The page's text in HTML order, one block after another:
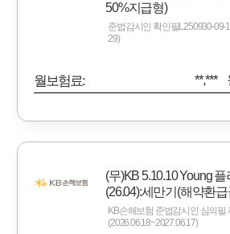
50%지급형)
준법감시인 확인필L250930-09-
29)
월보험료: **,***
(무)KB 5.10.10 Young
(26.04):세만기(해약환
KB손해보험 준법감시인 심의필
(2026.06.18~2027.06.17)